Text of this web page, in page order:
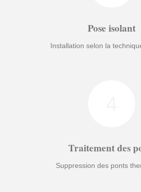
Pose isolant
Installation selon la
Traitement des
Suppression des ponts